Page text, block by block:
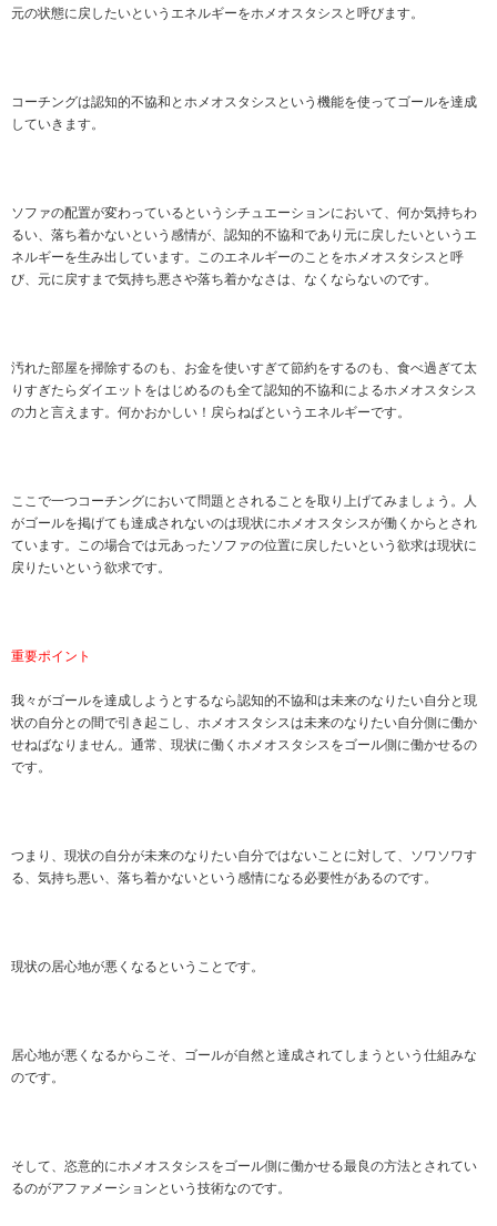
元の状態に戻したいというエネルギーをホメオスタシスと呼びます。
コーチングは認知的不協和とホメオスタシスという機能を使ってゴールを達成
していきます。
ソファの配置が変わっているというシチュエーションにおいて、何か気持ちわ
るい、落ち着かないという感情が、認知的不協和であり元に戻したいというエ
ネルギーを生み出しています。このエネルギーのことをホメオスタシスと呼
び、元に戻すまで気持ち悪さや落ち着かなさは、なくならないのです。
汚れた部屋を掃除するのも、お金を使いすぎて節約をするのも、食べ過ぎて太
りすぎたらダイエットをはじめるのも全て認知的不協和によるホメオスタシス
の力と言えます。何かおかしい！戻らねばというエネルギーです。
ここで一つコーチングにおいて問題とされることを取り上げてみましょう。人
がゴールを掲げても達成されないのは現状にホメオスタシスが働くからとされ
ています。この場合では元あったソファの位置に戻したいという欲求は現状に
戻りたいという欲求です。
重要ポイント
我々がゴールを達成しようとするなら認知的不協和は未来のなりたい自分と現
状の自分との間で引き起こし、ホメオスタシスは未来のなりたい自分側に働か
せねばなりません。通常、現状に働くホメオスタシスをゴール側に働かせるの
です。
つまり、現状の自分が未来のなりたい自分ではないことに対して、ソワソワす
る、気持ち悪い、落ち着かないという感情になる必要性があるのです。
現状の居心地が悪くなるということです。
居心地が悪くなるからこそ、ゴールが自然と達成されてしまうという仕組みな
のです。
そして、恣意的にホメオスタシスをゴール側に働かせる最良の方法とされてい
るのがアファメーションという技術なのです。